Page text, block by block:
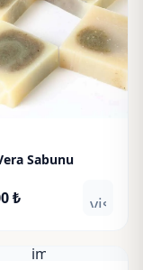
Sabunu
₺
image